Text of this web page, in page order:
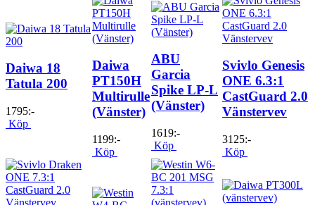
Daiwa 18
Tatula 200
1795:-
Köp
Daiwa
PT150H
Multirulle
(Vänster)
1199:-
Köp
ABU
Garcia
Spike LP-L
(Vänster)
1619:-
Köp
Svivlo Genesis
ONE 6.3:1
CastGuard 2.0
Vänstervev
3125:-
Köp